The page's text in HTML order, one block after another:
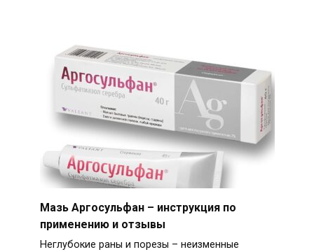
Мазь Аргосульфан – инструкция по
применению и отзывы
Неглубокие раны и порезы – неизменные